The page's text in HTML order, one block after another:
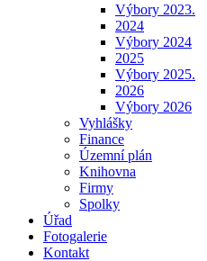
Výbory 2023.
2024
Výbory 2024
2025
Výbory 2025.
2026
Výbory 2026
Vyhlášky
Finance
Územní plán
Knihovna
Firmy
Spolky
Úřad
Fotogalerie
Kontakt